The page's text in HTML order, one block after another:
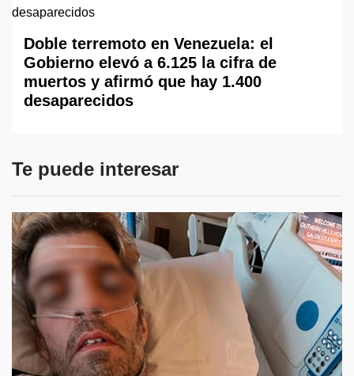
Doble terremoto en Venezuela: el
Gobierno elevó a 6.125 la cifra de
muertos y afirmó que hay 1.400
desaparecidos
Te puede interesar